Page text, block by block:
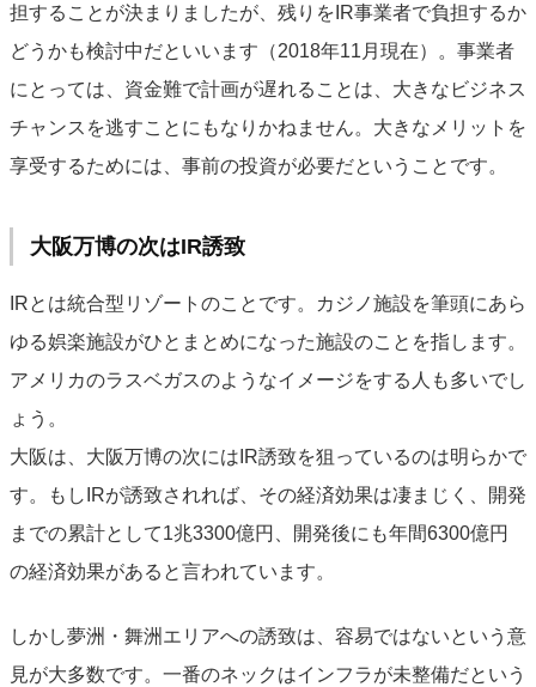
担することが決まりましたが、残りをIR事業者で負担するか
どうかも検討中だといいます（2018年11月現在）。事業者
にとっては、資金難で計画が遅れることは、大きなビジネス
チャンスを逃すことにもなりかねません。大きなメリットを
享受するためには、事前の投資が必要だということです。
大阪万博の次はIR誘致
IRとは統合型リゾートのことです。カジノ施設を筆頭にあら
ゆる娯楽施設がひとまとめになった施設のことを指します。
アメリカのラスベガスのようなイメージをする人も多いでし
ょう。
大阪は、大阪万博の次にはIR誘致を狙っているのは明らかで
す。もしIRが誘致されれば、その経済効果は凄まじく、開発
までの累計として1兆3300億円、開発後にも年間6300億円
の経済効果があると言われています。
しかし夢洲・舞洲エリアへの誘致は、容易ではないという意
見が大多数です。一番のネックはインフラが未整備だという